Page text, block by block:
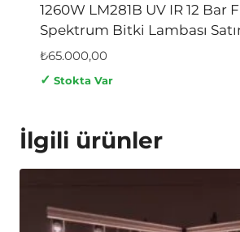
1260W LM281B UV IR 12 Bar
Spektrum Bitki Lambası
₺65.000,00
✓ Stokta Var
İlgili ürünler